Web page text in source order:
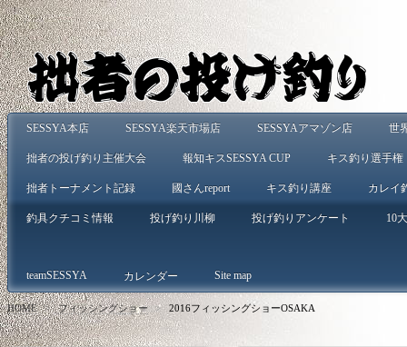
SESSYA本店 SESSYA楽天市場店 SESSYAアマゾン店 世
拙者の投げ釣り主催大会 報知キスSESSYA CUP キス釣り選手権
拙者トーナメント記録 國さんreport キス釣り講座 カレイ
釣具クチコミ情報 投げ釣り川柳 投げ釣りアンケート 10
teamSESSYA カレンダー Site map
HOME > フィッシングショー > 2016フィッシングショーOSAKA